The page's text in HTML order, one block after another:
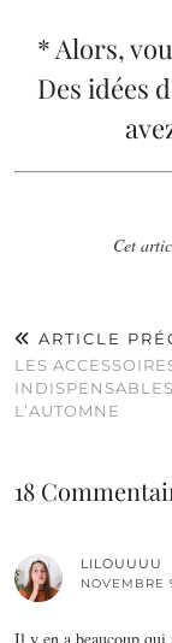
* Alors,
Des idées
Cet
ARTICLE
LES
L’AUTOMNE
18
LILOUUUU
NOVEMBRE
Il y en a beaucoup